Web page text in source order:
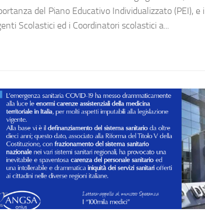
del Piano Educativo Individualizzato (PEI), e
Scolastici ed i Coordinatori scolastici a...